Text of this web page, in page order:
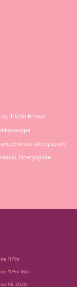
Tiiriön Prisma
lähetyspiste
lähetyspiste
11 Pro
11 Pro Max
SE 2020